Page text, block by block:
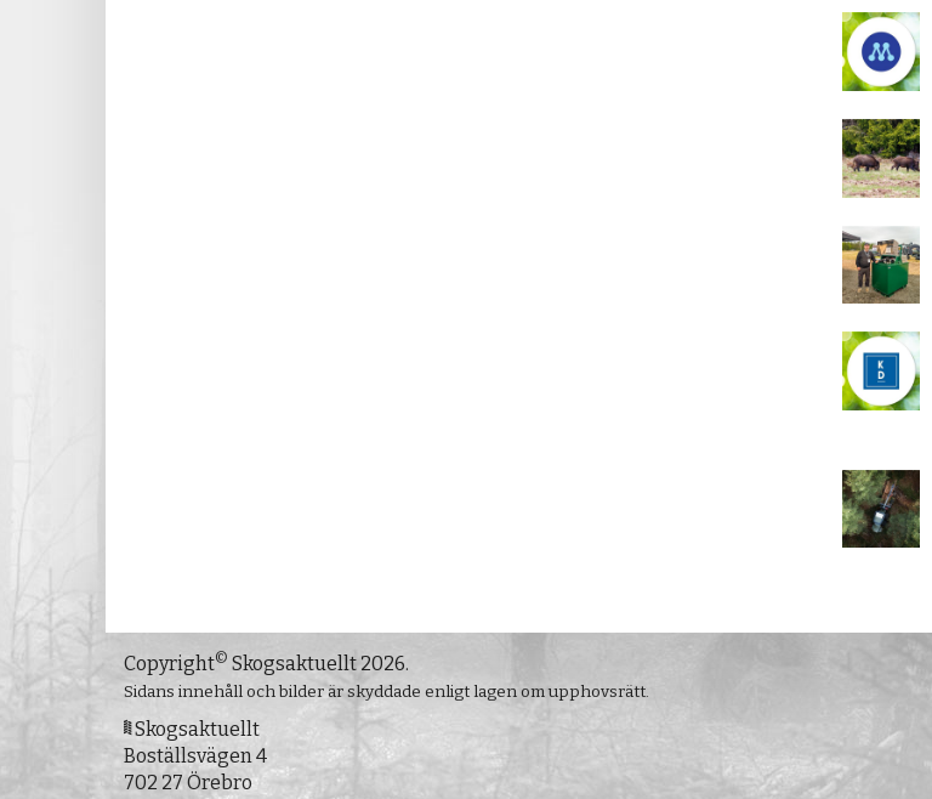
Copyright© Skogsaktuellt 2026.
Sidans innehåll och bilder är skyddade enligt lagen om upphovsrätt.
Skogsaktuellt
Boställsvägen 4
702 27 Örebro